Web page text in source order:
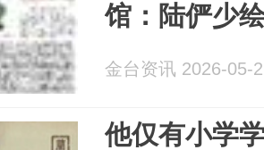
馆：陆俨少
金台资讯 2026-05-
他仅有小学